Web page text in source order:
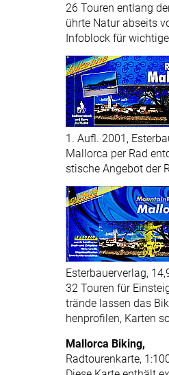
26 Touren entlang
ührte Natur abseits
Infoblock für
1. Aufl. 2001,
Mallorca per Rad
stische Angebot der
Esterbauerverlag,
32 Touren für
trände lassen das
henprofilen, Karten
Mallorca Biking,
Radtourenkarte,